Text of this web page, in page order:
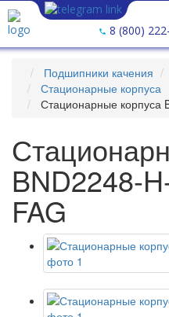
8 (800)
Подшипники качения
Стационарные корпуса
Стационарные корпуса
BND2248-
FAG